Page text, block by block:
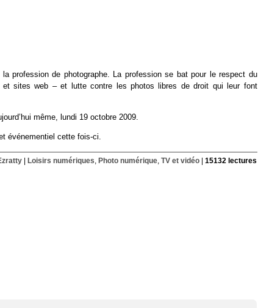
la profession de photographe. La profession se bat pour le respect du
et sites web – et lutte contre les photos libres de droit qui leur font
même, lundi 19 octobre 2009.
événementiel cette fois-ci.
| Loisirs numériques Photo numérique, TV et vidéo| 15132 lectures